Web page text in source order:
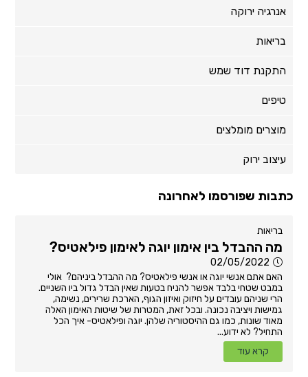
אנרגיה ירוקה
בריאות
התקנת דוד שמש
טיפים
מוצרים מומלצים
עיצוב ירוק
כתבות שפורסמו לאחרונה
בריאות
מה ההבדל בין אימון יוגה לאימון פילאטיס?
02/05/2022
האם אתם אנשי יוגה או אנשי פילאטיס? מה ההבדל ביניהם? אולי
במבט שטחי בלבד אפשר להניח בטעות שאין הבדל גדול ביו השניים.
הרי שניהם עובדים על חיזוק ואיזון הגוף, הארכת שרירים, נשימה,
גמישות ויציבה נכונה. ובכל זאת, המטרות של שיטות האימון האלה
מאוד שונות, כמו גם ההיסטוריה שלהן. יוגה ופילאטיס- איך הכל
התחיל? לא ידוע...
קרא עוד